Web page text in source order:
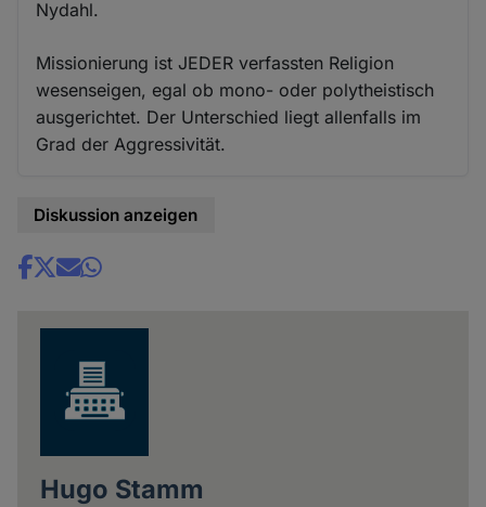
Nydahl.
Missionierung ist JEDER verfassten Religion
wesenseigen, egal ob mono- oder polytheistisch
ausgerichtet. Der Unterschied liegt allenfalls im
Grad der Aggressivität.
Diskussion anzeigen
Share
Hugo Stamm